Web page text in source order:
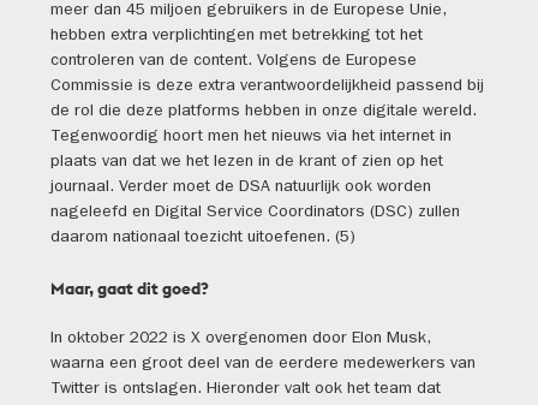
meer dan 45 miljoen gebruikers in de Europese Unie,
hebben extra verplichtingen met betrekking tot het
controleren van de content. Volgens de Europese
Commissie is deze extra verantwoordelijkheid passend bij
de rol die deze platforms hebben in onze digitale wereld.
Tegenwoordig hoort men het nieuws via het internet in
plaats van dat we het lezen in de krant of zien op het
journaal. Verder moet de DSA natuurlijk ook worden
nageleefd en Digital Service Coordinators (DSC) zullen
daarom nationaal toezicht uitoefenen. (5)
Maar, gaat dit goed?
In oktober 2022 is X overgenomen door Elon Musk,
waarna een groot deel van de eerdere medewerkers van
Twitter is ontslagen. Hieronder valt ook het team dat